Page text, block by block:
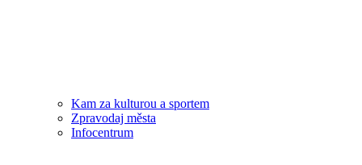
Kam za kulturou a sportem
Zpravodaj města
Infocentrum